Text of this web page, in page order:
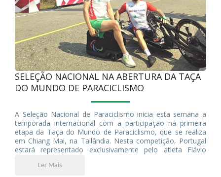
SELEÇÃO NACIONAL NA ABERTURA DA TAÇA
DO MUNDO DE PARACICLISMO
A Seleção Nacional de Paraciclismo inicia esta semana a
temporada internacional com a participação na primeira
etapa da Taça do Mundo de Paraciclismo, que se realiza
em Chiang Mai, na Tailândia. Nesta competição, Portugal
estará representado exclusivamente pelo atleta Flávio
da época e o arranque da luta por pontos importantes no
Ler Mais